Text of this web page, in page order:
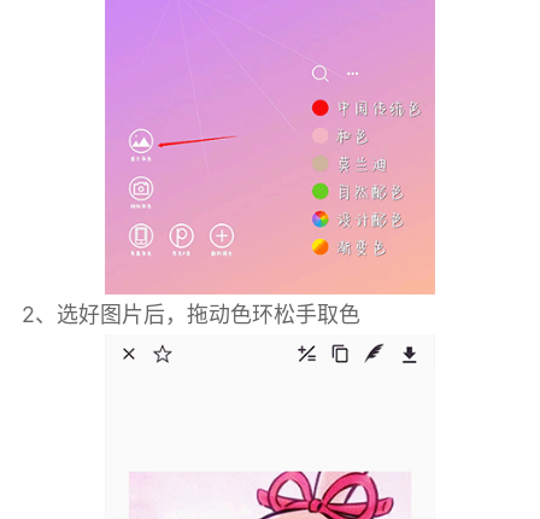
2、选好图片后，拖动色环松手取色